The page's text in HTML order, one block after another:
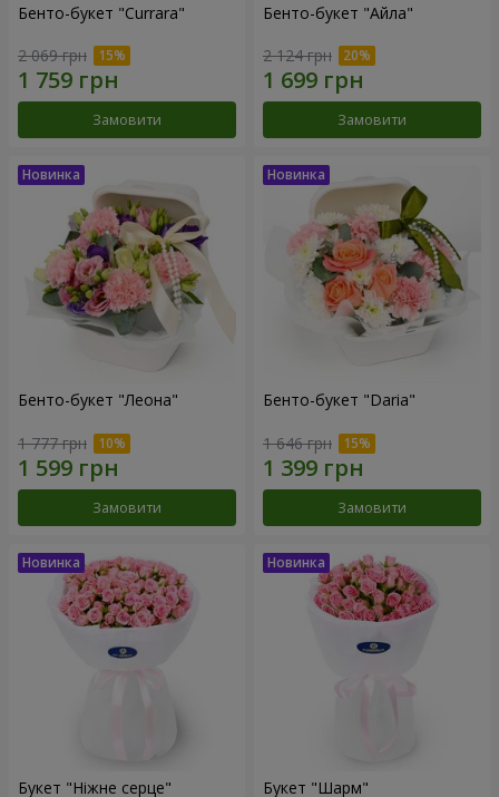
Бенто-букет "Currara"
2 069 грн
Замовити
Бенто-букет "Айла"
2 124 грн
Замовити
Бенто-букет "Леона"
1 777 грн
Замовити
Бенто-букет "Daria"
1 646 грн
Замовити
Букет "Ніжне серце" Букет "Шарм"